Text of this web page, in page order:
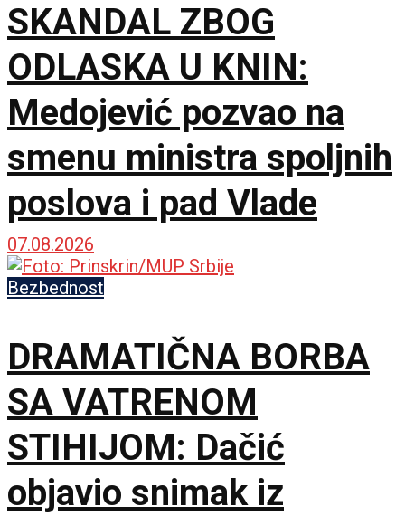
SKANDAL ZBOG
ODLASKA U KNIN:
Medojević pozvao na
smenu ministra spoljnih
poslova i pad Vlade
07.08.2026
Bezbednost
DRAMATIČNA BORBA
SA VATRENOM
STIHIJOM: Dačić
objavio snimak iz